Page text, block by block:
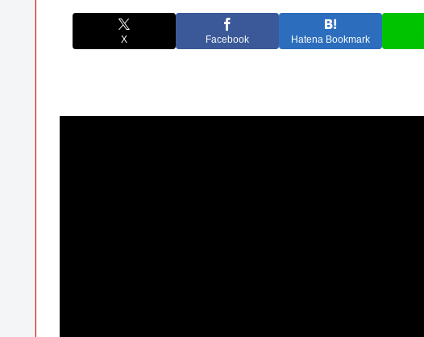
X Facebook Hatena Bookmark